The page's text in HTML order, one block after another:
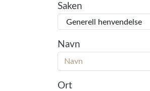
Saken
Navn
Ort